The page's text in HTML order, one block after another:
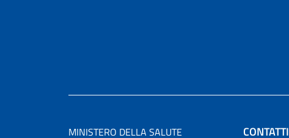
MINISTERO DELLA SALUTE CONTATTI